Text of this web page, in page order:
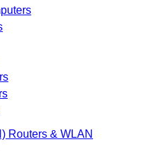
Routers & WLAN